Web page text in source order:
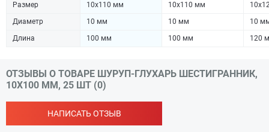
Размер 10х110 мм 10х110 мм
Диаметр
10 мм 10 мм
10
Длина
100 мм 100 мм 120
ОТЗЫВЫ О ТОВАРЕ ШУРУП-ГЛУХАРЬ ШЕСТИГРАННИК,
10Х100 ММ, 25 ШТ (0)
НАПИСАТЬ ОТЗЫВ